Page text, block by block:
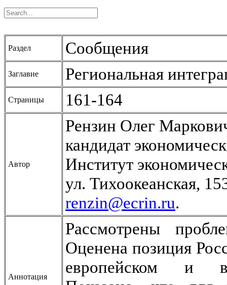
Раздел Сообщения
Заглавие Региональная
Страницы 161-164
Автор
Рензин Олег
кандидат
Институт
ул. Тихоокеанская,
renzin@ecrin.ru.
Аннотация
Рассмотрены
Оценена позиция
европейском и